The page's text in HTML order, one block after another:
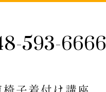
593-6666